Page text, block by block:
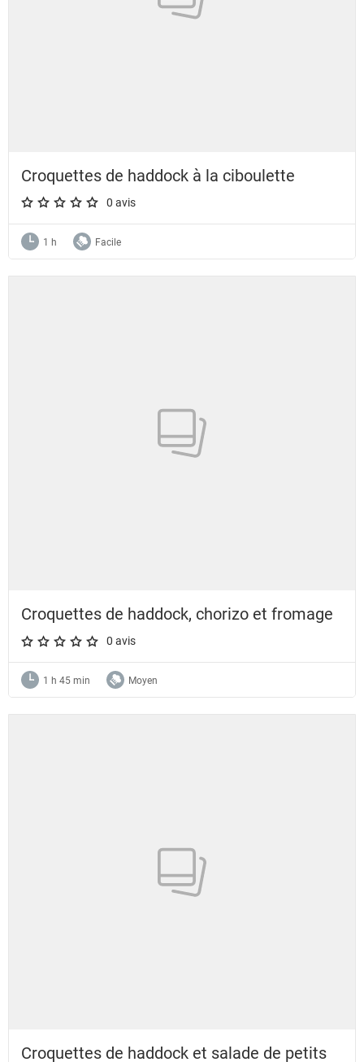
Croquettes de haddock à la ciboulette
A star rating of 0 out of 5.
0 avis
1 h Facile
Croquettes de haddock, chorizo et fromage
A star rating of 0 out of 5.
0 avis
1 h 45 min Moyen
Croquettes de haddock et salade de petits